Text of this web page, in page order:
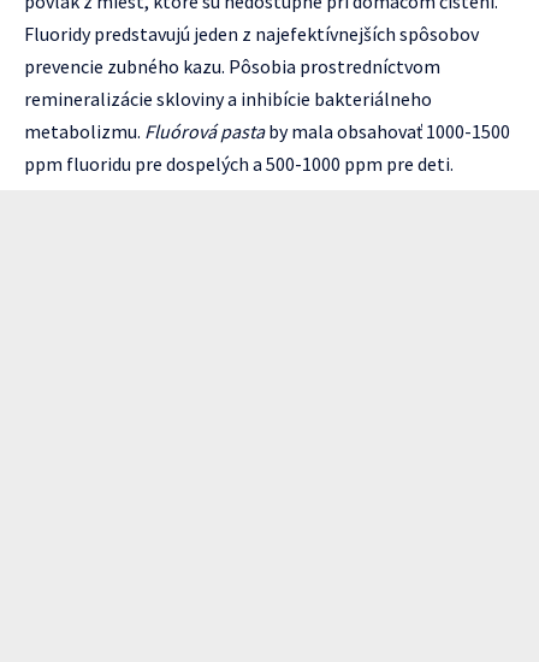
Fluoridy predstavujú jeden z najefektívnejších spôsobov
prevencie zubného kazu. Pôsobia prostredníctvom
remineralizácie skloviny a inhibície bakteriálneho
metabolizmu. Fluórová pastaby mala obsahovať 1000-1500
ppm fluoridu pre dospelých a 500-1000 ppm pre deti.